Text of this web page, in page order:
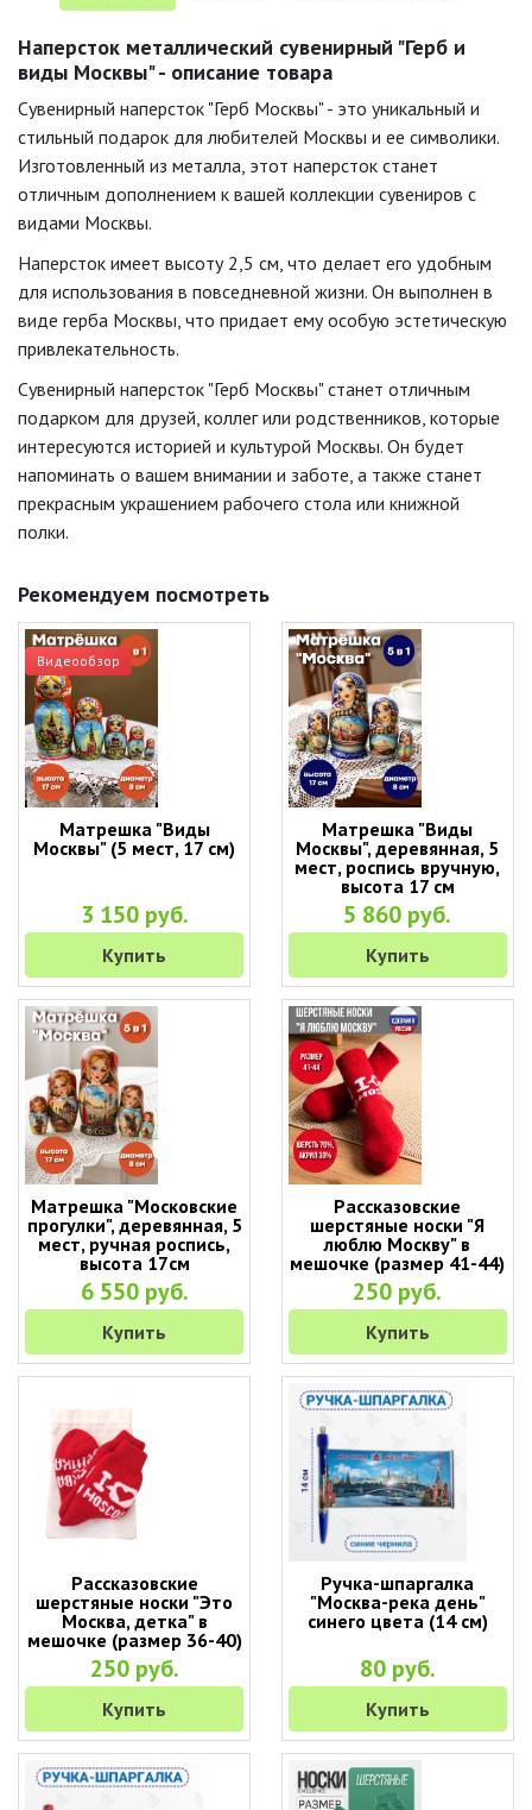
Наперсток металлический сувенирный "Герб и
виды Москвы" - описание товара
Сувенирный наперсток "Герб Москвы" - это уникальный и
стильный подарок для любителей Москвы и ее символики.
Изготовленный из металла, этот наперсток станет
отличным дополнением к вашей коллекции сувениров с
видами Москвы.
Наперсток имеет высоту 2,5 см, что делает его удобным
для использования в повседневной жизни. Он выполнен в
виде герба Москвы, что придает ему особую эстетическую
привлекательность.
Сувенирный наперсток "Герб Москвы" станет отличным
подарком для друзей, коллег или родственников, которые
интересуются историей и культурой Москвы. Он будет
напоминать о вашем внимании и заботе, а также станет
прекрасным украшением рабочего стола или книжной
полки.
Рекомендуем посмотреть
Видеообзор
Матрешка "Виды
Москвы" (5 мест, 17 см)
3 150 руб.
Купить
Матрешка "Виды
Москвы", деревянная, 5
мест, роспись вручную,
высота 17 см
5 860 руб.
Купить
Матрешка "Московские
прогулки", деревянная, 5
мест, ручная роспись,
высота 17см
6 550 руб.
Купить
Рассказовские
шерстяные носки "Я
люблю Москву" в
мешочке (размер 41-44)
250 руб.
Купить
Рассказовские
шерстяные носки "Это
Москва, детка" в
мешочке (размер 36-40)
250 руб.
Купить
Ручка-шпаргалка
"Москва-река день"
синего цвета (14 см)
80 руб.
Купить